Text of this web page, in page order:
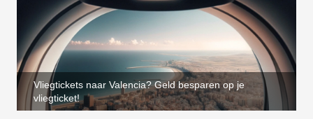
Vliegtickets naar Valencia? Geld besparen op je
vliegticket!